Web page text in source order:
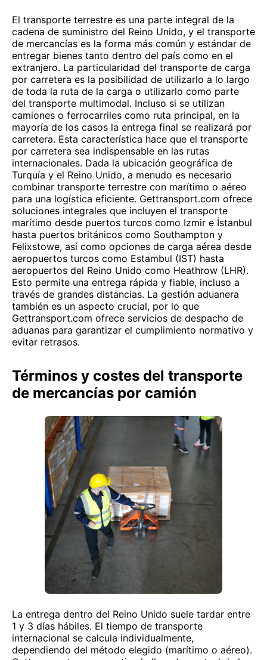
El transporte terrestre es una parte integral de la
cadena de suministro del Reino Unido, y el transporte
de mercancías es la forma más común y estándar de
entregar bienes tanto dentro del país como en el
extranjero. La particularidad del transporte de carga
por carretera es la posibilidad de utilizarlo a lo largo
de toda la ruta de la carga o utilizarlo como parte
del transporte multimodal. Incluso si se utilizan
camiones o ferrocarriles como ruta principal, en la
mayoría de los casos la entrega final se realizará por
carretera. Esta característica hace que el transporte
por carretera sea indispensable en las rutas
internacionales. Dada la ubicación geográfica de
Turquía y el Reino Unido, a menudo es necesario
combinar transporte terrestre con marítimo o aéreo
para una logística eficiente. Gettransport.com ofrece
soluciones integrales que incluyen el transporte
marítimo desde puertos turcos como Izmir e İstanbul
hasta puertos británicos como Southampton y
Felixstowe, así como opciones de carga aérea desde
aeropuertos turcos como Estambul (IST) hasta
aeropuertos del Reino Unido como Heathrow (LHR).
Esto permite una entrega rápida y fiable, incluso a
través de grandes distancias. La gestión aduanera
también es un aspecto crucial, por lo que
Gettransport.com ofrece servicios de despacho de
aduanas para garantizar el cumplimiento normativo y
evitar retrasos.
Términos y costes del transporte
de mercancías por camión
La entrega dentro del Reino Unido suele tardar entre
1 y 3 días hábiles. El tiempo de transporte
internacional se calcula individualmente,
dependiendo del método elegido (marítimo o aéreo).